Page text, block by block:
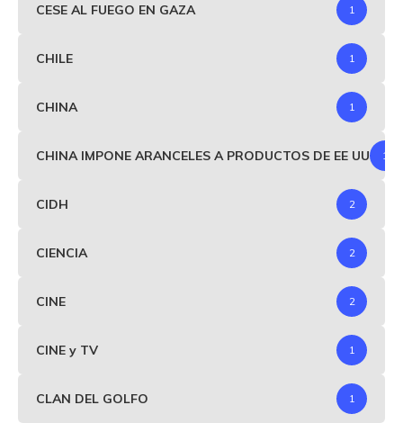
CESE AL FUEGO EN GAZA 1
CHILE 1
CHINA 1
CHINA IMPONE ARANCELES A PRODUCTOS DE EE UU 1
CIDH 2
CIENCIA 2
CINE 2
CINE y TV 1
CLAN DEL GOLFO 1